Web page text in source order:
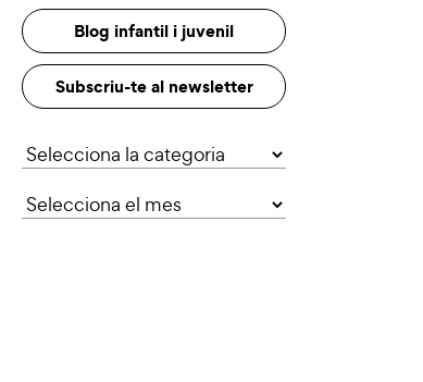
Blog infantil i juvenil
Subscriu-te al newsletter
Categories